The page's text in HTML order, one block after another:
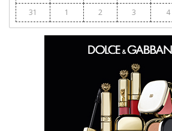
31
1 2 3 4